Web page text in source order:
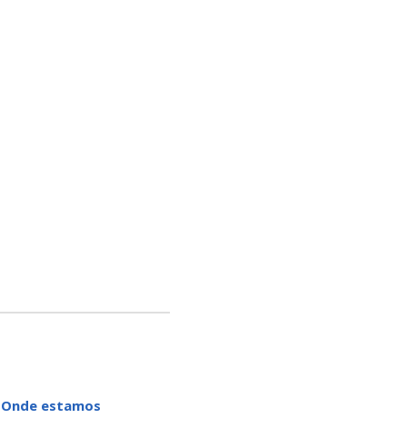
Onde estamos